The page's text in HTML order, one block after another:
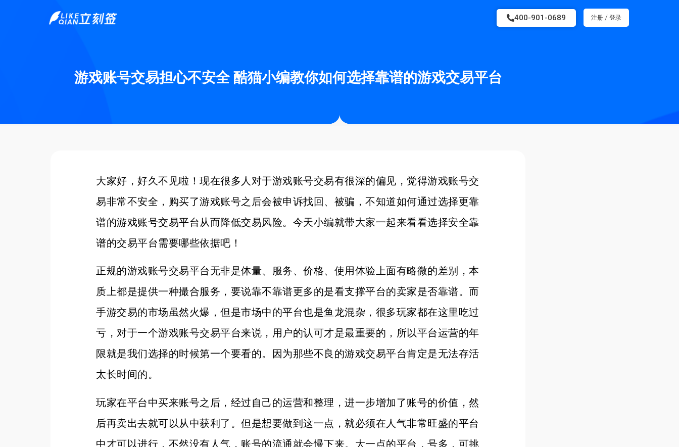
400-901-0689 注册 / 登录
游戏账号交易担心不安全 酷猫小编教你如何选择靠谱的游戏交易平台
大家好，好久不见啦！现在很多人对于游戏账号交易有很深的偏见，觉得游戏账号交
易非常不安全，购买了游戏账号之后会被申诉找回、被骗，不知道如何通过选择更靠
谱的游戏账号交易平台从而降低交易风险。今天小编就带大家一起来看看选择安全靠
谱的交易平台需要哪些依据吧！
正规的游戏账号交易平台无非是体量、服务、价格、使用体验上面有略微的差别，本
质上都是提供一种撮合服务，要说靠不靠谱更多的是看支撑平台的卖家是否靠谱。而
手游交易的市场虽然火爆，但是市场中的平台也是鱼龙混杂，很多玩家都在这里吃过
亏，对于一个游戏账号交易平台来说，用户的认可才是最重要的，所以平台运营的年
限就是我们选择的时候第一个要看的。因为那些不良的游戏交易平台肯定是无法存活
太长时间的。
玩家在平台中买来账号之后，经过自己的运营和整理，进一步增加了账号的价值，然
后再卖出去就可以从中获利了。但是想要做到这一点，就必须在人气非常旺盛的平台
中才可以进行，不然没有人气，账号的流通就会慢下来。大一点的平台，号多，可挑